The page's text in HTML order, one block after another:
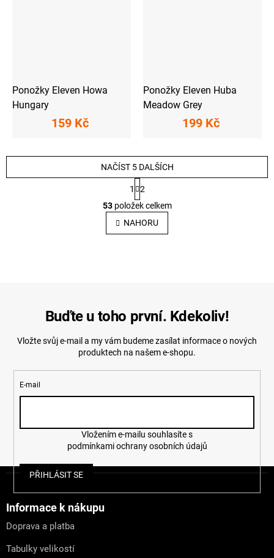
Ponožky Eleven Howa
Hungary
159 Kč
Ponožky Eleven Huba
Meadow Grey
199 Kč
O
v
l
á
k
v
ý
u
NAČÍST 5 DALŠÍCH
S
t
r
á
n
k
1
2
53položek celkem
NAHORU
Buďte u toho první. Kdekoliv!
Vložte svůj e-mail a my vám budeme zasílat informace o nových
produktech na našem e-shopu.
E-mail
podmínkami ochrany osobních údajů
PŘIHLÁSIT SE
Informace k nákupu
Doprava a platba
Tabulky velikostí